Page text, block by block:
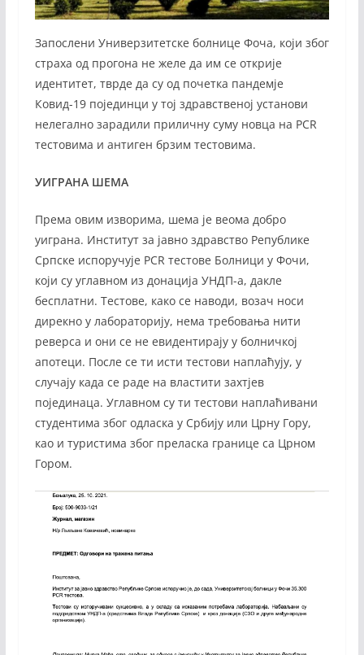
Запослени Универзитетске болнице Фоча, који због
страха од прогона не желе да им се открије
идентитет, тврде да су од почетка пандемје
Ковид-19 појединци у тој здравственој установи
нелегално зарадили приличну суму новца на PCR
тестовима и антиген брзим тестовима.
УИГРАНА ШЕМА
Према овим изворима, шема је веома добро
уиграна. Институт за јавно здравство Републике
Српске испоручује PCR тестове Болници у Фочи,
који су углавном из донација УНДП-а, дакле
бесплатни. Тестове, како се наводи, возач носи
дирекно у лабораторију, нема требовања нити
реверса и они се не евидентирају у болничкој
апотеци. После се ти исти тестови наплаћују, у
случају када се раде на властити захтјев
појединаца. Углавном су ти тестови наплаћивани
студентима због одласка у Србију или Црну Гору,
као и туристима због преласка границе са Црном
Гором.